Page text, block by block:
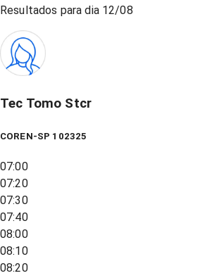
Resultados para dia 12/08
Tec Tomo Stcr
COREN-SP 102325
07:00
07:20
07:30
07:40
08:00
08:10
08:20